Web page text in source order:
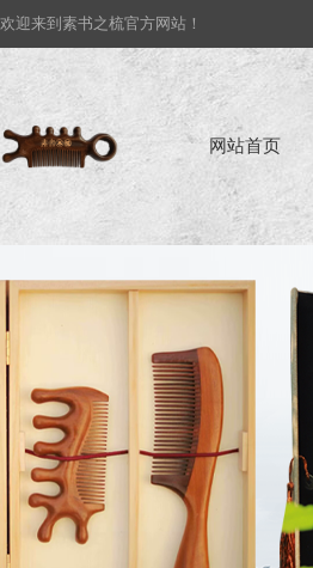
欢迎来到素书之梳官方网站！
网站首页